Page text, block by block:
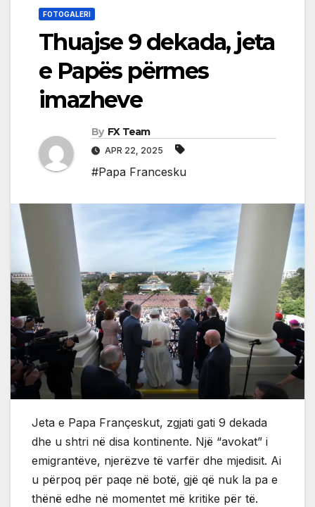
FOTOGALERI
Thuajse 9 dekada, jeta
e Papës përmes
imazheve
By FX Team
APR 22, 2025
#Papa Francesku
Jeta e Papa Françeskut, zgjati gati 9 dekada
dhe u shtri në disa kontinente. Një “avokat” i
emigrantëve, njerëzve të varfër dhe mjedisit. Ai
u përpoq për paqe në botë, gjë që nuk la pa e
thënë edhe në momentet më kritike për të.